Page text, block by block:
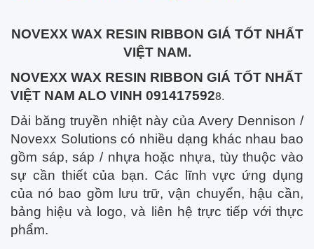
NOVEXX WAX RESIN RIBBON GIÁ TỐT NHẤT
VIỆT NAM.
NOVEXX WAX RESIN RIBBON GIÁ TỐT NHẤT
VIỆT NAM ALO VINH 0914175928.
Dải băng truyền nhiệt này của Avery Dennison /
Novexx Solutions có nhiều dạng khác nhau bao
gồm sáp, sáp / nhựa hoặc nhựa, tùy thuộc vào
sự cần thiết của bạn. Các lĩnh vực ứng dụng
của nó bao gồm lưu trữ, vận chuyển, hậu cần,
bảng hiệu và logo, và liên hệ trực tiếp với thực
phẩm.